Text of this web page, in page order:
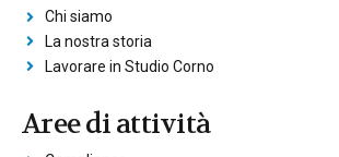
Chi siamo
La nostra storia
Lavorare in Studio Corno
Aree di attività